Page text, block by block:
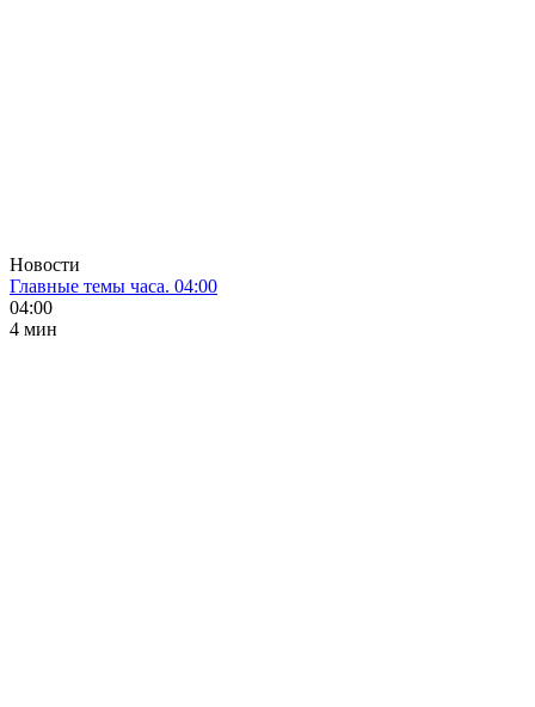
Новости
Главные темы часа. 04:00
04:00
4 мин